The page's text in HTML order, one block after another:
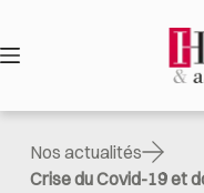
contenu
Nos actualités
Crise du Covid-19 et